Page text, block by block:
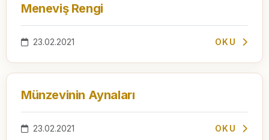
Meneviş Rengi
23.02.2021 OKU
Münzevinin Aynaları
23.02.2021 OKU